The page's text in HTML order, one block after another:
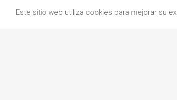
Información de envío
Este sitio web utiliza cookies para mejorar su